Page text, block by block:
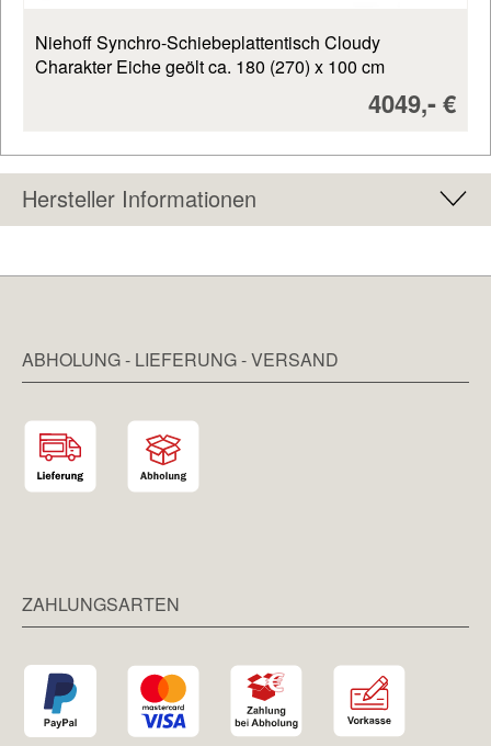
Niehoff Synchro-Schiebeplattentisch Cloudy
Charakter Eiche geölt ca. 180 (270) x 100 cm
4049,-€
Hersteller Informationen
ABHOLUNG - LIEFERUNG - VERSAND
ZAHLUNGSARTEN